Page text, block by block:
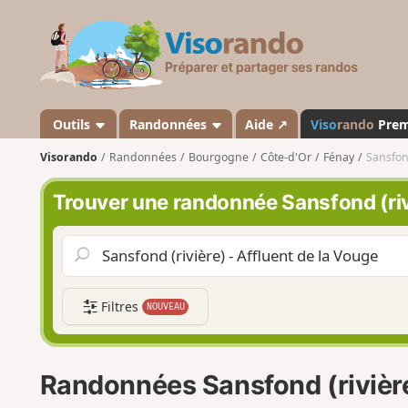
s
a
n
d
o
Outils Randonnées Aide ↗ Visorando
Visorando Randonnées Bourgogne Côte-d'Or Fénay
Trouver une randonnée Sansfond
Filtres NOUVEAU
Randonnées Sansfond